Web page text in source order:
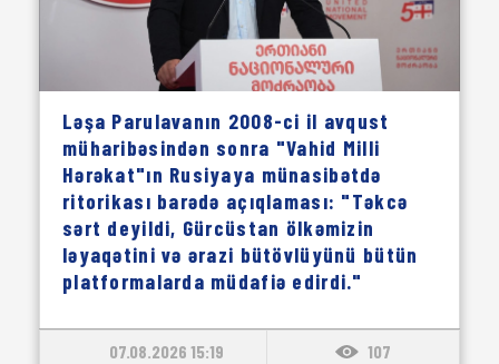
Ləşa Parulavanın 2008-ci il avqust
müharibəsindən sonra "Vahid Milli
Hərəkat"ın Rusiyaya münasibətdə
ritorikası barədə açıqlaması: "Təkcə
sərt deyildi, Gürcüstan ölkəmizin
ləyaqətini və ərazi bütövlüyünü bütün
platformalarda müdafiə edirdi."
07.08.2026 15:19 107